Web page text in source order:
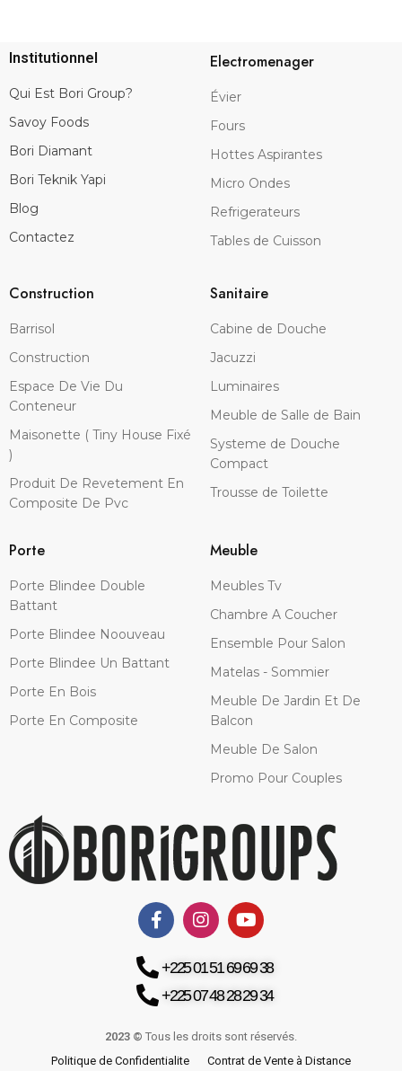
Institutionnel
Qui Est Bori Group?
Savoy Foods
Bori Diamant
Bori Teknik Yapi
Blog
Contactez
Electromenager
Évier
Fours
Hottes Aspirantes
Micro Ondes
Refrigerateurs
Tables de Cuisson
Construction
Barrisol
Construction
Espace De Vie Du
Conteneur
Maisonette ( Tiny House Fixé
)
Produit De Revetement En
Composite De Pvc
Sanitaire
Cabine de Douche
Jacuzzi
Luminaires
Meuble de Salle de Bain
Systeme de Douche
Compact
Trousse de Toilette
Porte
Porte Blindee Double
Battant
Porte Blindee Noouveau
Porte Blindee Un Battant
Porte En Bois
Porte En Composite
Meuble
Meubles Tv
Chambre A Coucher
Ensemble Pour Salon
Matelas - Sommier
Meuble De Jardin Et De
Balcon
Meuble De Salon
Promo Pour Couples
+225 01 51 69 69 38
+225 07 48 28 29 34
2023 © Tous les droits sont réservés.
Politique de Confidentialite
Contrat de Vente à Distance